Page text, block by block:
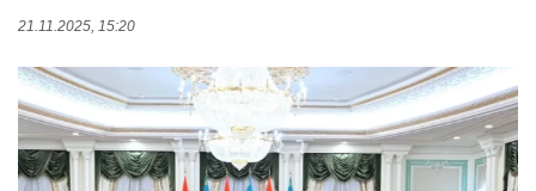
21.11.2025, 15:20